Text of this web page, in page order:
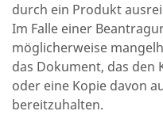
durch ein Produkt
Im Falle einer
möglicherweise
das Dokument, das den
oder eine Kopie davon
bereitzuhalten.